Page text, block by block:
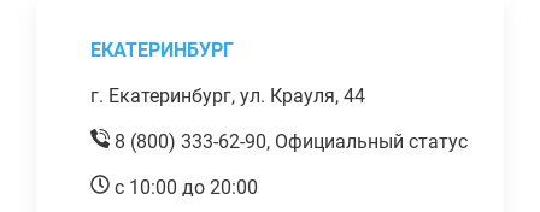
ЕКАТЕРИНБУРГ
г. Екатеринбург, ул. Крауля, 44
8 (800) 333-62-90, Официальный статус
с 10:00 до 20:00